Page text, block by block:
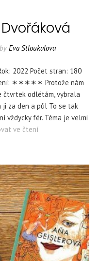
by Eva Stloukalova
2022 Počet stran: 180
✶✶✶✶✶ Protože nám
čtvrtek odlétám, vybrala
za den a půl To se tak
vždycky fér. Téma je velmi
ve čtení